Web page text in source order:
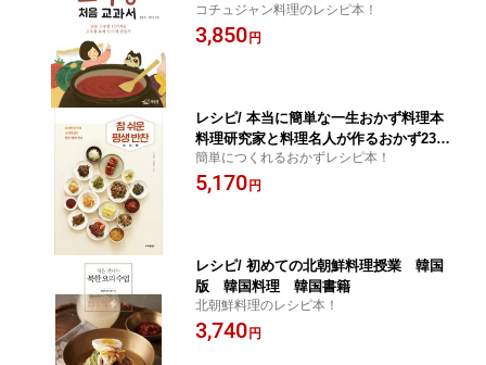
ク 韓国料理 韓国書籍
コチュジャン料理のレシピ本！
3,850 円
レシピ/ 本当に簡単な一生おかず料理本
料理研究家と料理名人が作るおかず233
韓国版 ノ・ゴウン チ・ヒスク パ
ンチャン 韓国料理 韓国書籍
簡単につくれるおかずレシピ本！
5,170 円
レシピ/ 初めての北朝鮮料理授業 韓国
版 韓国料理 韓国書籍
北朝鮮料理のレシピ本！
3,740 円